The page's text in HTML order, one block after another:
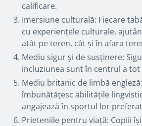
calificare.
Imersiune culturală: Fiecare
cu experiențele culturale,
atât pe teren, cât și în afara
Mediu sigur și de susținere:
incluziunea sunt în centrul a tot
Mediu britanic de limbă
îmbunătățesc abilitățile
angajează în sportul lor
Prieteniile pentru viață: Copiii